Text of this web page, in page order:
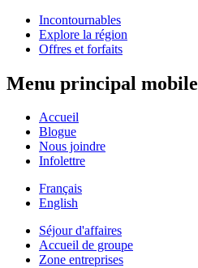
Incontournables
Explore la région
Offres et forfaits
Menu principal mobile
Accueil
Blogue
Nous joindre
Infolettre
Français
English
Séjour d'affaires
Accueil de groupe
Zone entreprises